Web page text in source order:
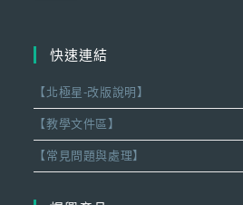
快速連結
【北極星-改版說明】
【教學文件區】
【常見問題與處理】